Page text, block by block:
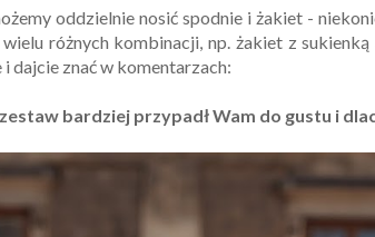
oddzielnie nosić spodnie i żakiet -
różnych kombinacji, np. żakiet z
dajcie znać w komentarzach:
bardziej przypadł Wam do gustu i